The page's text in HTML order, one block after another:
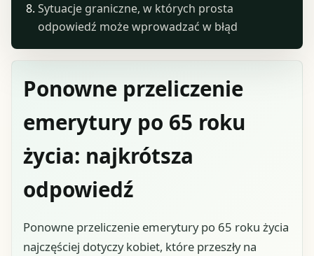
Ponowne przeliczenie
emerytury po 65 roku
życia: najkrótsza
odpowiedź
Ponowne przeliczenie emerytury po 65 roku życia
najczęściej dotyczy kobiet, które przeszły na
Sytuacje graniczne, w których prosta
odpowiedź może wprowadzać w błąd